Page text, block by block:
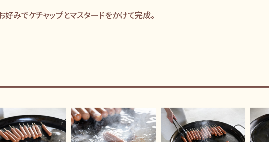
好みでケチャップとマスタードをかけて完成。